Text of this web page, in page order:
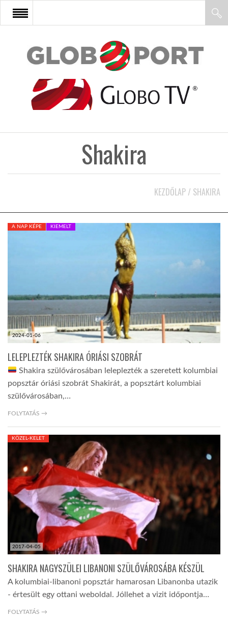
FŐOLDAL
AFRIKA
A VILÁG ITTHON
GLOBOTV BP
TROPICALMAGAZIN
GLOBOTV
AFRIKA TUDÁSTÁR
LINKTR.EE
Shakira
KEZDŐLAP / SHAKIRA
2024-01-06
A NAP KÉPE KIEMELT
LELEPLEZTÉK SHAKIRA ÓRIÁSI SZOBRÁT
Shakira szülővárosában leleplezték a szeretett kolumbiai
popsztár óriási szobrát Shakirát, a popsztárt kolumbiai
szülővárosában,…
FOLYTATÁS →
2017-04-05
KÖZEL-KELET
SHAKIRA NAGYSZÜLEI LIBANONI SZÜLŐVÁROSÁBA KÉSZÜL
A kolumbiai-libanoni popsztár hamarosan Libanonba utazik
- értesült egy ottani weboldal. Jóllehet a vizit időpontja…
FOLYTATÁS →